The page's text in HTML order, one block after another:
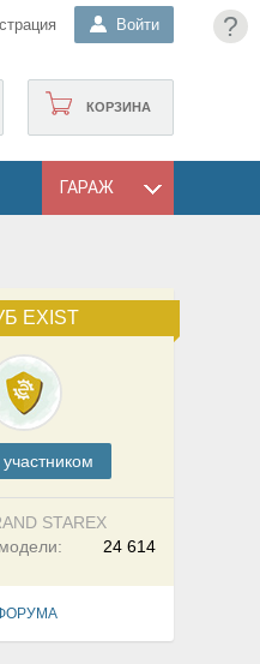
?
Войти
КОРЗИНА
ГАРАЖ
EXIST
участником
STAREX
24 614